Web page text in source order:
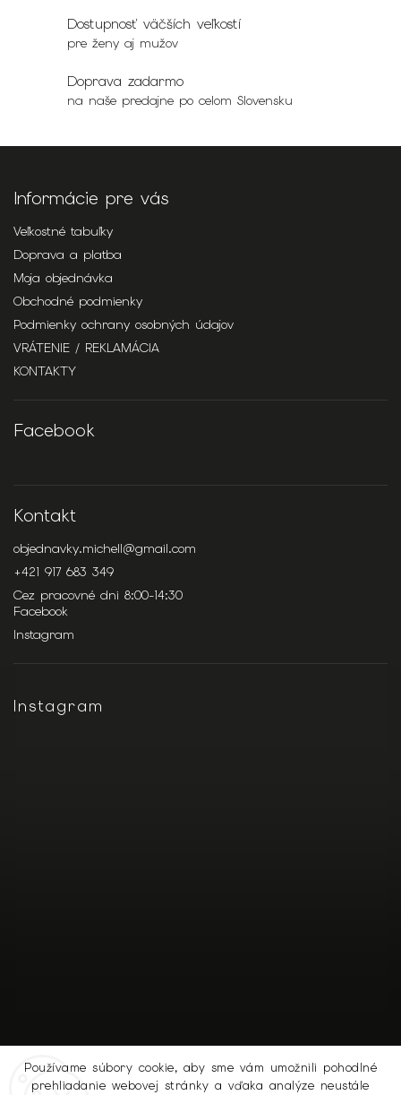
Používame súbory cookie, aby sme vám umožnili pohodlné
prehliadanie webovej stránky a vďaka analýze neustále
Dostupnosť väčších veľkostí
pre ženy aj mužov
Doprava zadarmo
na naše predajne po celom Slovensku
Informácie pre vás
Veľkostné tabuľky
Doprava a platba
Moja objednávka
Obchodné podmienky
Podmienky ochrany osobných údajov
VRÁTENIE / REKLAMÁCIA
KONTAKTY
Facebook
Kontakt
objednavky.michell@gmail.com
+421 917 683 349
Cez pracovné dni 8:00-14:30
Facebook
Instagram
Instagram